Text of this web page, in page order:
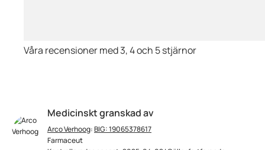
Medicinskt granskad av
Arco Verhoog:BIG: 19065378617
Farmaceut
Våra recensioner med 3, 4 och 5 stjärnor